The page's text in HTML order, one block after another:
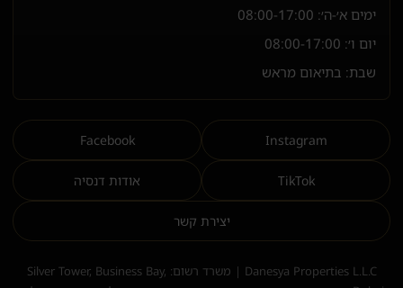
ימים א׳-ה׳: 08:00-17:00
יום ו׳: 08:00-17:00
שבת: בתיאום מראש
Instagram
Facebook
TikTok אודות דנסיה
יצירת קשר
Danesya Properties L.L.C | משרד רשום: Silver Tower, Business Bay,